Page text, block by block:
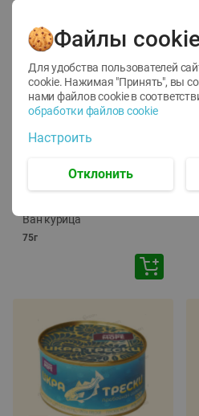
12
1.05 руб./
руб./шт
Корм влаж. для кош. с
Ван курица
75г
Файлы
Для удобства пользователей
cookie. Нажимая "Принять", вы
нами файлов cookie в
обработки файлов cookie
Настроить
Отклонить